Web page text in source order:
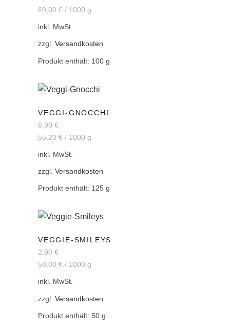
69,00 € / 1000 g
inkl. MwSt.
zzgl. Versandkosten
Produkt enthält: 100 g
VEGGI-GNOCCHI
6,90 €
55,20 € / 1000 g
inkl. MwSt.
zzgl. Versandkosten
Produkt enthält: 125 g
VEGGIE-SMILEYS
2,90 €
58,00 € / 1000 g
inkl. MwSt.
zzgl. Versandkosten
Produkt enthält: 50 g